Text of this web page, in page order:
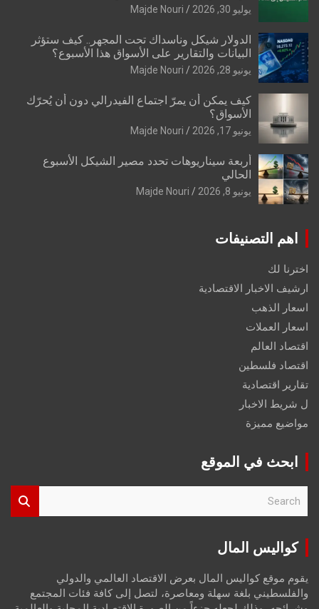
يوليو 30, 2026 Majde Nouri
الدولار شيكل وناسداك تحت المجهر.. كيف ستؤثر
البيانات والتقارير على الأسواق هذا الأسبوع؟
يونيو 28, 2026 Majde Nouri
كيف يمكن أن يمرّ اجتماع الفيدرالي دون أن يُحرّك
الأسواق؟
يونيو 17, 2026 Majde Nouri
أربعة سيناريوهات تحدد مصير الشيكل الأسبوع
الحالي
يونيو 8, 2026 Majde Nouri
اهم التصنيفات
اخترنا لك
ارشيف الاخبار الاقتصادية
اسعار الذهب
اسعار العملات
اقتصاد العالم
اقتصاد فلسطين
تقارير اقتصادية
ل شريط الاخبار
مواضيع مميزة
ابحث في الموقع
r
كواليس المال
يقوم موقع كواليس المال بعرض الاقتصاد العالمي والدولي
والفلسطيني بلغة سهلة ومعاصرة، لتصل إلى كافة فئات المجتمع